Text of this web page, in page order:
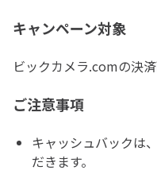
キャンペーン対象
ビックカメラ.comの決
ご注意事項
キャッシュバックは
だきます。